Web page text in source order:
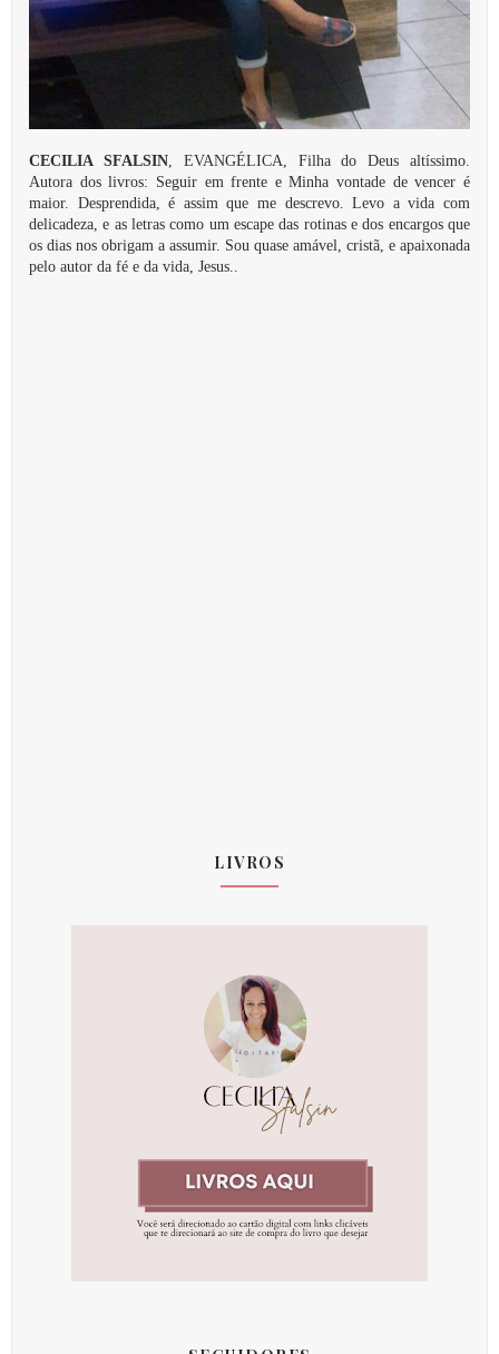
CECILIA SFALSIN, EVANGÉLICA, Filha do Deus altíssimo.
Autora dos livros: Seguir em frente e Minha vontade de vencer é
maior. Desprendida, é assim que me descrevo. Levo a vida com
delicadeza, e as letras como um escape das rotinas e dos encargos que
os dias nos obrigam a assumir. Sou quase amável, cristã, e apaixonada
pelo autor da fé e da vida, Jesus..
LIVROS